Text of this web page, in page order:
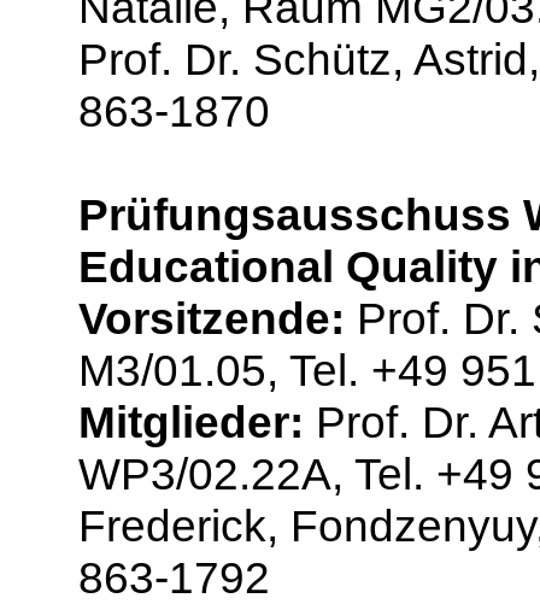
Prof. Dr. Schütz,
863-1870
Prüfungsausschuss
Educational Quality
Vorsitzende: Prof. Dr.
M3/01.05, Tel. +49
Mitglieder: Prof. Dr.
WP3/02.22A, Tel. +49
Frederick,
863-1792